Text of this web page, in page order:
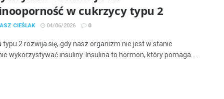
w cukrzycy typu 2
CIEŚLAK 04/06/2026 0
typu 2 rozwija się, gdy nasz organizm nie jest w stanie
wykorzystywać insuliny. Insulina to hormon, który pomaga ...